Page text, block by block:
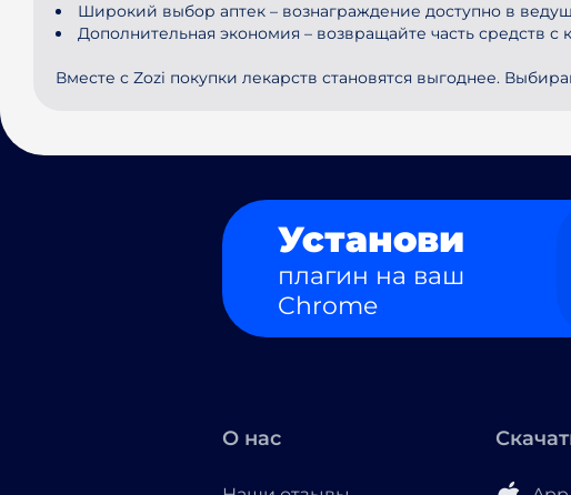
Широкий выбор аптек – вознаграждение доступно в
Дополнительная экономия – возвращайте часть средств с
Вместе с Zozi покупки лекарств становятся выгоднее.
Установи
плагин на ваш
Chrome
О нас